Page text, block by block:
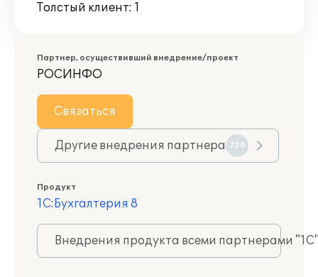
Толстый клиент: 1
Партнер, осуществивший внедрение/проект
РОСИНФО
Связаться
Другие внедрения партнера 750
Продукт
1С:Бухгалтерия 8
Внедрения продукта всеми партнерами